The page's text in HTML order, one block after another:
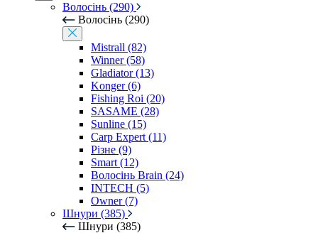
Волосінь (290)
Волосінь (290)
Mistrall (82)
Winner (58)
Gladiator (13)
Konger (6)
Fishing Roi (20)
SASAME (28)
Sunline (15)
Carp Expert (11)
Різне (9)
Smart (12)
Волосінь Brain (24)
INTECH (5)
Owner (7)
Шнури (385)
Шнури (385)